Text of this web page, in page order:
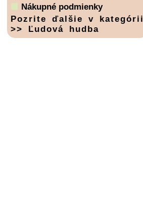
Nákupné podmienky
Pozrite ďalšie v kategórii
>> Ľudová hudba